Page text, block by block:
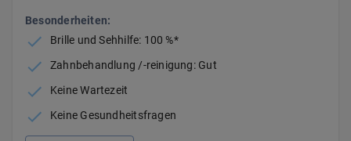
Besonderheiten:
Brille und Sehhilfe: 100 %*
Zahnbehandlung /-reinigung: Gut
Keine Wartezeit
Keine Gesundheitsfragen